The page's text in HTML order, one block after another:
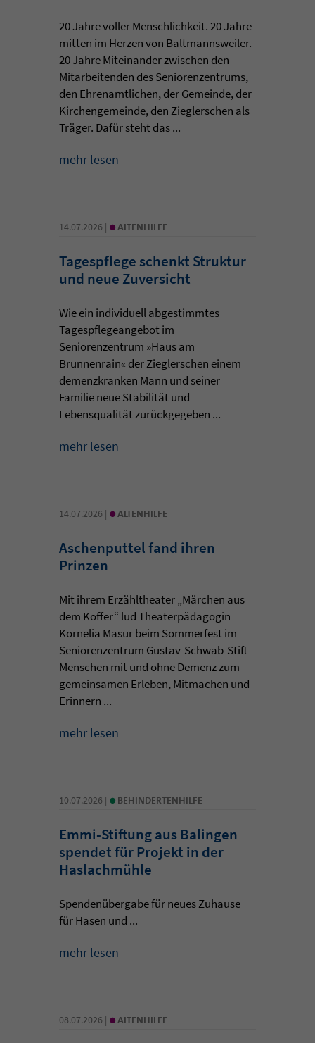
20 Jahre voller Menschlichkeit. 20 Jahre
mitten im Herzen von Baltmannsweiler.
20 Jahre Miteinander zwischen den
Mitarbeitenden des Seniorenzentrums,
den Ehrenamtlichen, der Gemeinde, der
Kirchengemeinde, den Zieglerschen als
Träger. Dafür steht das ...
mehr lesen
14.07.2026 | • ALTENHILFE
Tagespflege schenkt Struktur
und neue Zuversicht
Wie ein individuell abgestimmtes
Tagespflegeangebot im
Seniorenzentrum »Haus am
Brunnenrain« der Zieglerschen einem
demenzkranken Mann und seiner
Familie neue Stabilität und
Lebensqualität zurückgegeben ...
mehr lesen
14.07.2026 | • ALTENHILFE
Aschenputtel fand ihren
Prinzen
Mit ihrem Erzähltheater „Märchen aus
dem Koffer“ lud Theaterpädagogin
Kornelia Masur beim Sommerfest im
Seniorenzentrum Gustav-Schwab-Stift
Menschen mit und ohne Demenz zum
gemeinsamen Erleben, Mitmachen und
Erinnern ...
mehr lesen
10.07.2026 | • BEHINDERTENHILFE
Emmi-Stiftung aus Balingen
spendet für Projekt in der
Haslachmühle
Spendenübergabe für neues Zuhause
für Hasen und ...
mehr lesen
08.07.2026 | • ALTENHILFE